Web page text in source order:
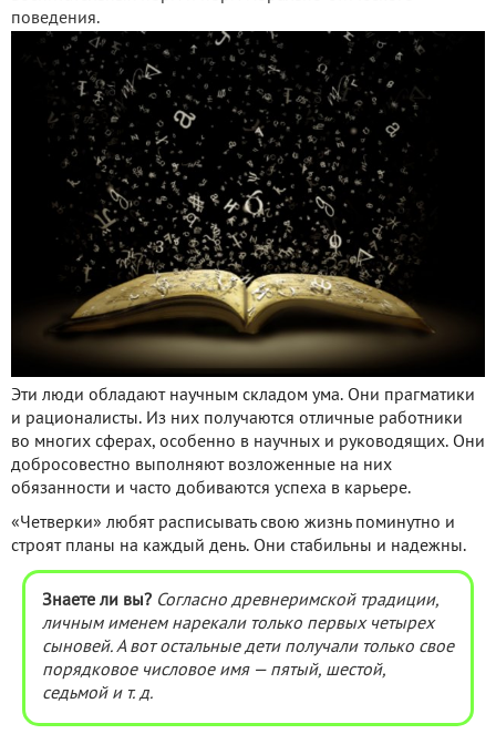
поведения.
Эти люди обладают научным складом ума. Они прагматики
и рационалисты. Из них получаются отличные работники
во многих сферах, особенно в научных и руководящих. Они
добросовестно выполняют возложенные на них
обязанности и часто добиваются успеха в карьере.
«Четверки» любят расписывать свою жизнь поминутно и
строят планы на каждый день. Они стабильны и надежны.
Знаете ли вы? Согласно древнеримской традиции,
личным именем нарекали только первых четырех
сыновей. А вот остальные дети получали только свое
порядковое числовое имя — пятый, шестой,
седьмой и т. д.